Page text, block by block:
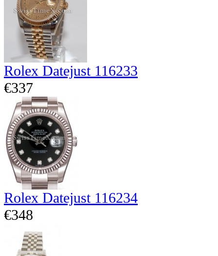
Rolex Datejust 116233
€337
Rolex Datejust 116234
€348